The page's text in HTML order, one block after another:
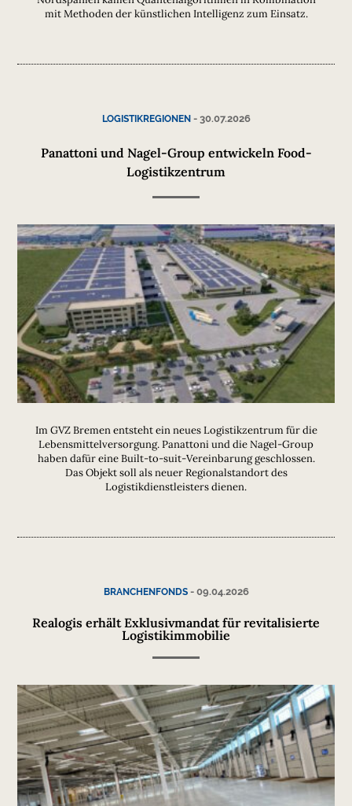
mit Methoden der künstlichen Intelligenz zum Einsatz.
LOGISTIKREGIONEN- 30.07.2026
Panattoni und Nagel-Group entwickeln Food-
Logistikzentrum
Im GVZ Bremen entsteht ein neues Logistikzentrum für die
Lebensmittelversorgung. Panattoni und die Nagel-Group
haben dafür eine Built-to-suit-Vereinbarung geschlossen.
Das Objekt soll als neuer Regionalstandort des
Logistikdienstleisters dienen.
BRANCHENFONDS- 09.04.2026
Realogis erhält Exklusivmandat für revitalisierte
Logistikimmobilie